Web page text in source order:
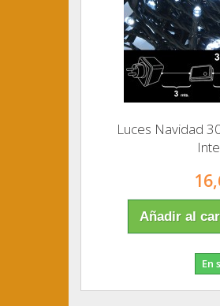
Luces Navidad
Añadir al
En